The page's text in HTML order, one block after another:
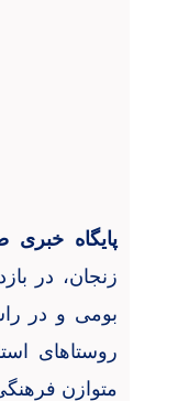
پایگاه خبری
زنجان، در
بومی و در
روستاهای
متوازن